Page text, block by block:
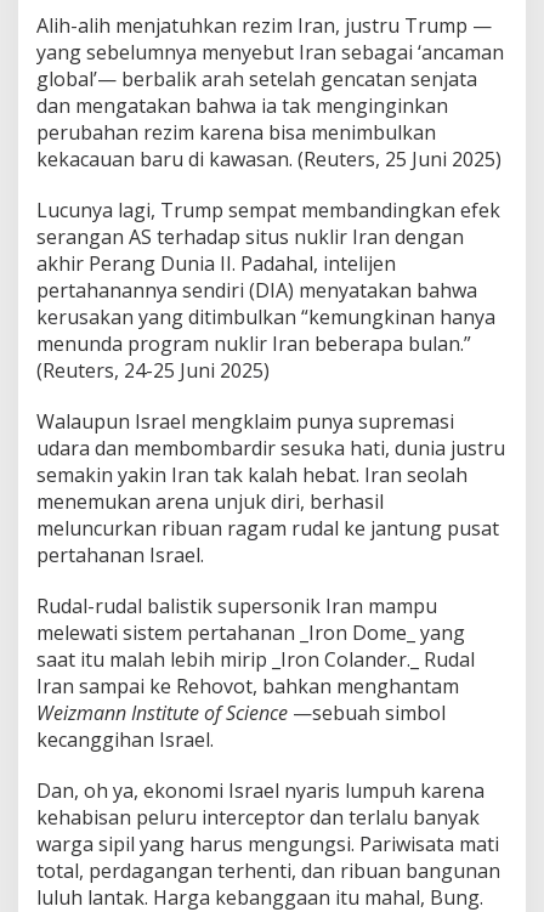
Alih-alih menjatuhkan rezim Iran, justru Trump —
yang sebelumnya menyebut Iran sebagai ‘ancaman
global’— berbalik arah setelah gencatan senjata
dan mengatakan bahwa ia tak menginginkan
perubahan rezim karena bisa menimbulkan
kekacauan baru di kawasan. (Reuters, 25 Juni 2025)
Lucunya lagi, Trump sempat membandingkan efek
serangan AS terhadap situs nuklir Iran dengan
akhir Perang Dunia II. Padahal, intelijen
pertahanannya sendiri (DIA) menyatakan bahwa
kerusakan yang ditimbulkan “kemungkinan hanya
menunda program nuklir Iran beberapa bulan.”
(Reuters, 24-25 Juni 2025)
Walaupun Israel mengklaim punya supremasi
udara dan membombardir sesuka hati, dunia justru
semakin yakin Iran tak kalah hebat. Iran seolah
menemukan arena unjuk diri, berhasil
meluncurkan ribuan ragam rudal ke jantung pusat
pertahanan Israel.
Rudal-rudal balistik supersonik Iran mampu
melewati sistem pertahanan _Iron Dome_ yang
saat itu malah lebih mirip _Iron Colander._ Rudal
Iran sampai ke Rehovot, bahkan menghantam
Weizmann Institute of Science —sebuah simbol
kecanggihan Israel.
Dan, oh ya, ekonomi Israel nyaris lumpuh karena
kehabisan peluru interceptor dan terlalu banyak
warga sipil yang harus mengungsi. Pariwisata mati
total, perdagangan terhenti, dan ribuan bangunan
luluh lantak. Harga kebanggaan itu mahal, Bung.